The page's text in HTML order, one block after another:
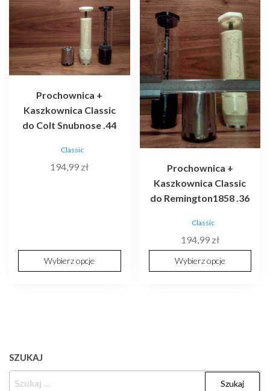
Prochownica +
Kaszkownica Classic
do Colt Snubnose .44
Classic
194,99 zł
Wybierz opcje
produkt
ma
wiele
wariantów.
Opcje
można
wybrać
stronie
Prochownica +
Kaszkownica Classic
do Remington1858 .36
Classic
194,99 zł
Wybierz opcje
produkt
ma
wiele
wariantów.
Opcje
można
wybrać
na
stronie
produktu
SZUKAJ